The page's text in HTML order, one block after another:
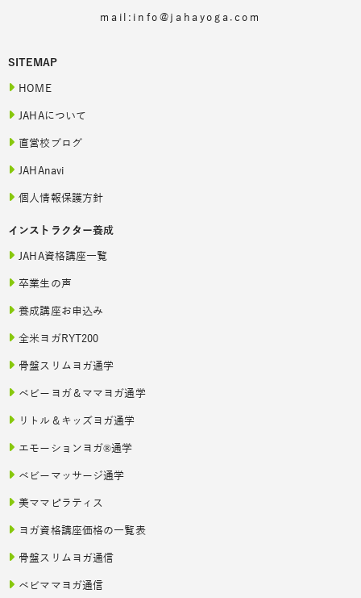
mail:info@jahayoga.com
SITEMAP
HOME
JAHAについて
直営校ブログ
JAHAnavi
個人情報保護方針
インストラクター養成
JAHA資格講座一覧
卒業生の声
養成講座お申込み
全米ヨガRYT200
骨盤スリムヨガ通学
ベビーヨガ＆ママヨガ通学
リトル＆キッズヨガ通学
エモーションヨガ®通学
ベビーマッサージ通学
美ママピラティス
ヨガ資格講座価格の一覧表
骨盤スリムヨガ通信
ベビママヨガ通信